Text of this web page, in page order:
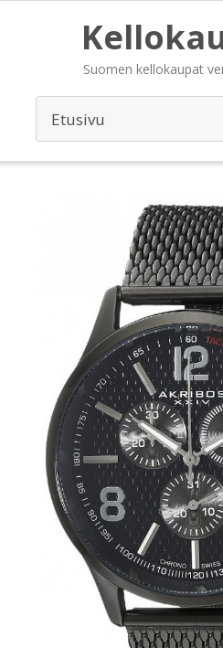
Suomen kellokaupat